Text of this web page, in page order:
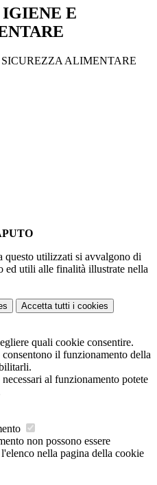
E
ALIMENTARE
questo utilizzati si avvalgono di
ed utili alle finalità illustrate nella
Accetta tutti i cookies
quali cookie consentire.
il funzionamento della
al funzionamento potete
non possono essere
nella pagina della cookie